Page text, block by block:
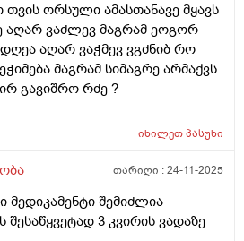
ორსული ამასთანავე მყავს
აღარ ვაძლევ მაგრამ ეოგორ
აღარ ვაჭმევ ვგძნიბ რო
მაგრამ სიმაგრე არმაქვს
გავიშრო რძე ?
იხილეთპასუხი
თარიღი :24-11-2025
შემიძლია
3 კვირის ვადაზე